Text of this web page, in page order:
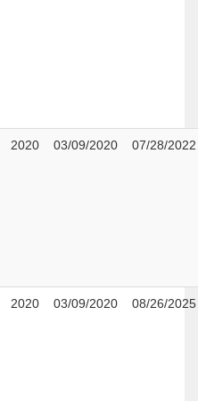
2020 03/09/2020 07/28/2022
2020 03/09/2020 08/26/2025